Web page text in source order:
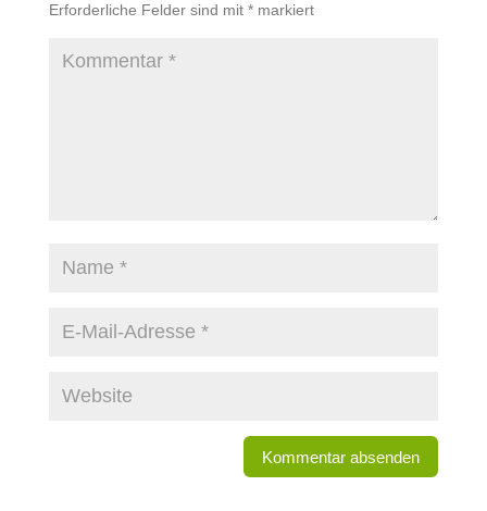
Erforderliche Felder sind mit *markiert